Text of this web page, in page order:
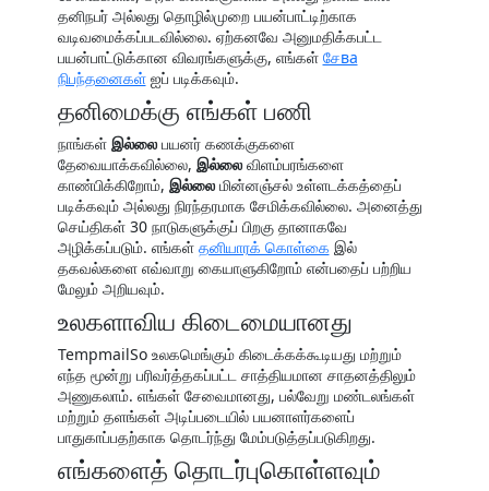
தனிநபர் அல்லது தொழில்முறை பயன்பாட்டிற்காக
வடிவமைக்கப்படவில்லை. ஏற்கனவே அனுமதிக்கபட்ட
பயன்பாட்டுக்கான விவரங்களுக்கு, எங்கள் சேва
நிபந்தனைகள்ஐப் படிக்கவும்.
தனிமைக்கு எங்கள் பணி
நாங்கள் இல்லைபயனர் கணக்குகளை
தேவையாக்கவில்லை, இல்லைவிளம்பரங்களை
காண்பிக்கிறோம், இல்லைமின்னஞ்சல் உள்ளடக்கத்தைப்
படிக்கவும் அல்லது நிரந்தரமாக சேமிக்கவில்லை. அனைத்து
செய்திகள் 30 நாடுகளுக்குப் பிறகு தானாகவே
அழிக்கப்படும். எங்கள் தனியாரக் கொள்கை இல்
தகவல்களை எவ்வாறு கையாளுகிறோம் என்பதைப் பற்றிய
மேலும் அறியவும்.
உலகளாவிய கிடைமையானது
TempmailSo உலகமெங்கும் கிடைக்கக்கூடியது மற்றும்
எந்த மூன்று பரிவர்த்தகப்பட்ட சாத்தியமான சாதனத்திலும்
அணுகலாம். எங்கள் சேவைமானது, பல்வேறு மண்டலங்கள்
மற்றும் தளங்கள் அடிப்படையில் பயனாளர்களைப்
பாதுகாப்பதற்காக தொடர்ந்து மேம்படுத்தப்படுகிறது.
எங்களைத் தொடர்புகொள்ளவும்